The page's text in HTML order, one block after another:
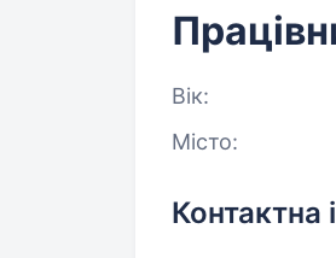
Вік:
Місто:
Контактна